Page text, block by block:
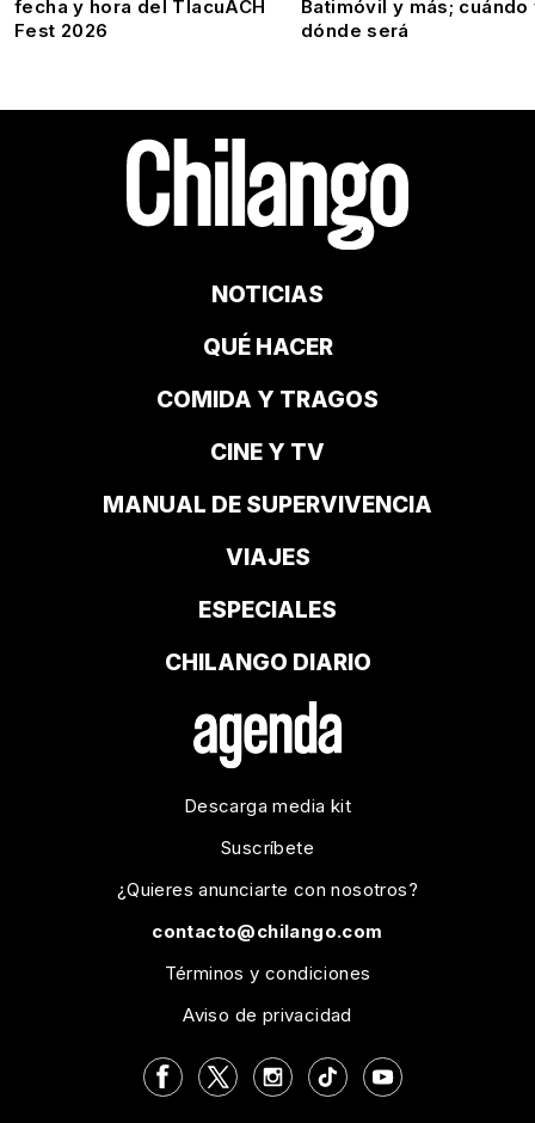
fecha y hora del TlacuACH
Fest 2026
Batimóvil y más; cuándo
dónde será
NOTICIAS
QUÉ HACER
COMIDA Y TRAGOS
CINE Y TV
MANUAL DE SUPERVIVENCIA
VIAJES
ESPECIALES
CHILANGO DIARIO
Descarga media kit
Suscríbete
¿Quieres anunciarte con nosotros?
contacto@chilango.com
Términos y condiciones
Aviso de privacidad